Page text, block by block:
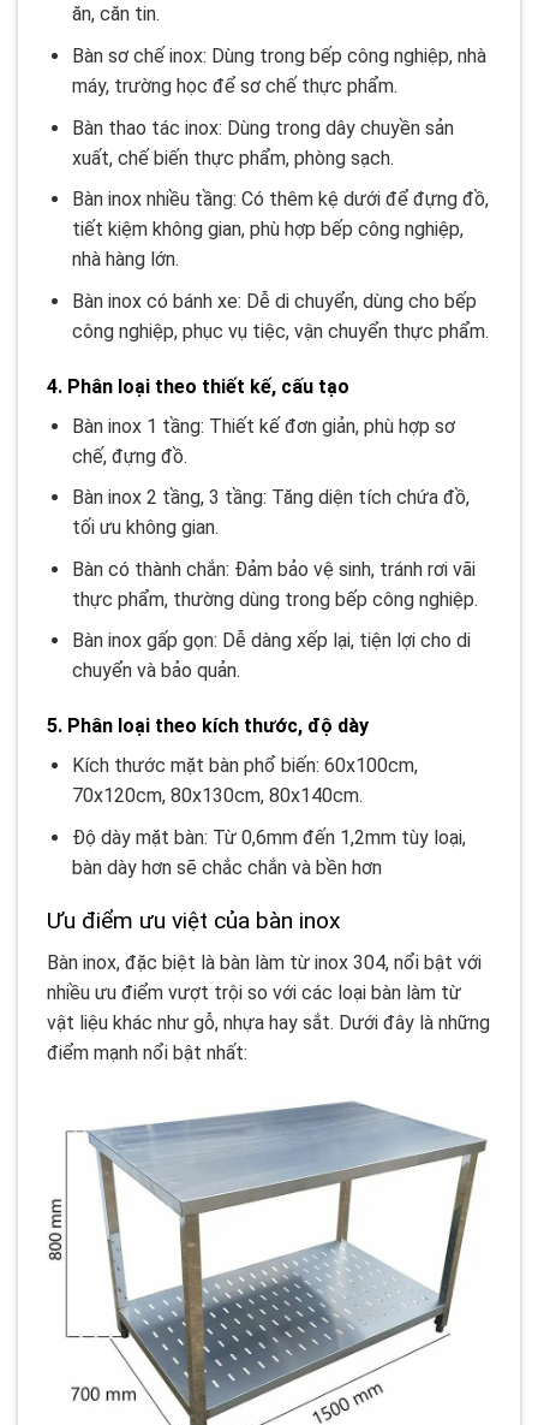
ăn, căn tin.
Bàn sơ chế inox: Dùng trong bếp công nghiệp, nhà
máy, trường học để sơ chế thực phẩm.
Bàn thao tác inox: Dùng trong dây chuyền sản
xuất, chế biến thực phẩm, phòng sạch.
Bàn inox nhiều tầng: Có thêm kệ dưới để đựng đồ,
tiết kiệm không gian, phù hợp bếp công nghiệp,
nhà hàng lớn.
Bàn inox có bánh xe: Dễ di chuyển, dùng cho bếp
công nghiệp, phục vụ tiệc, vận chuyển thực phẩm.
4. Phân loại theo thiết kế, cấu tạo
Bàn inox 1 tầng: Thiết kế đơn giản, phù hợp sơ
chế, đựng đồ.
Bàn inox 2 tầng, 3 tầng: Tăng diện tích chứa đồ,
tối ưu không gian.
Bàn có thành chắn: Đảm bảo vệ sinh, tránh rơi vãi
thực phẩm, thường dùng trong bếp công nghiệp.
Bàn inox gấp gọn: Dễ dàng xếp lại, tiện lợi cho di
chuyển và bảo quản.
5. Phân loại theo kích thước, độ dày
Kích thước mặt bàn phổ biến: 60x100cm,
70x120cm, 80x130cm, 80x140cm.
Độ dày mặt bàn: Từ 0,6mm đến 1,2mm tùy loại,
bàn dày hơn sẽ chắc chắn và bền hơn
Ưu điểm ưu việt của bàn inox
Bàn inox, đặc biệt là bàn làm từ inox 304, nổi bật với
nhiều ưu điểm vượt trội so với các loại bàn làm từ
vật liệu khác như gỗ, nhựa hay sắt. Dưới đây là những
điểm mạnh nổi bật nhất: